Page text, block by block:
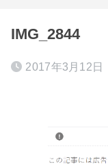
IMG_2844
2017年3月12日